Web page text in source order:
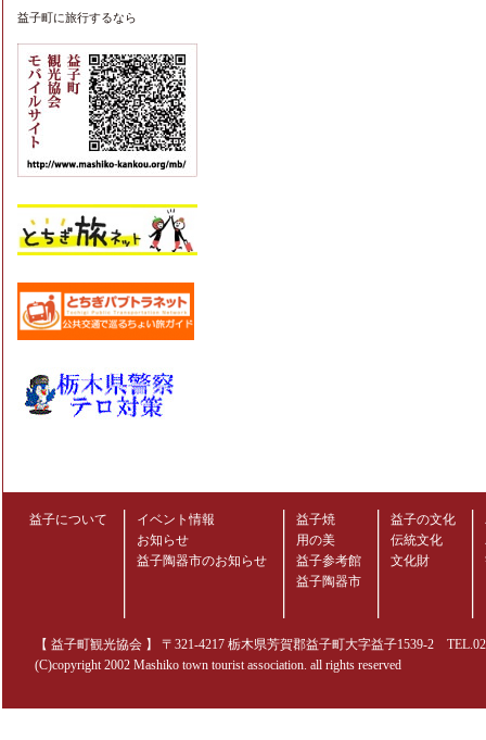
益子町 に旅行するなら
益子について
イベント情報
お知らせ
益子陶器市のお知らせ
益子焼
用の美
益子参考館
益子陶器市
益子の文化
伝統文化
文化財
【 益子町観光協会 】 〒321-4217 栃木県芳賀郡益子町大字益子1539-2
(C)copyright 2002 Mashiko town tourist association. all rights reserved